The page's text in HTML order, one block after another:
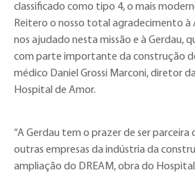
classificado como tipo 4, o mais
Reitero o nosso total agradecimento à
nos ajudado nesta missão e à Gerdau,
com parte importante da construção
médico Daniel Grossi Marconi, diretor
Hospital de Amor.
“A Gerdau tem o prazer de ser parceira
outras empresas da indústria da
ampliação do DREAM, obra do